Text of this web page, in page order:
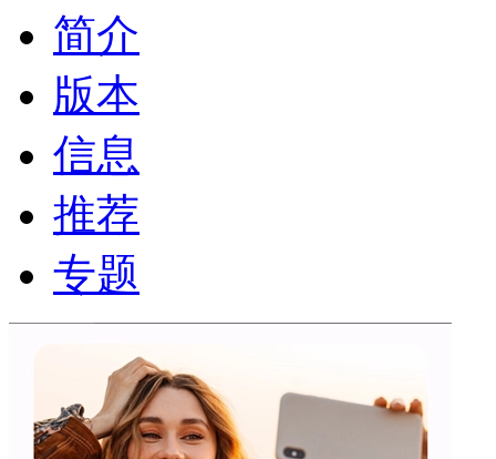
简介
版本
信息
推荐
专题